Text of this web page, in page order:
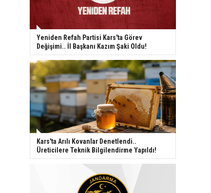
Yeniden Refah Partisi Kars'ta Görev
Değişimi.. İl Başkanı Kazım Şaki Oldu!
Kars'ta Arılı Kovanlar Denetlendi..
Üreticilere Teknik Bilgilendirme Yapıldı!